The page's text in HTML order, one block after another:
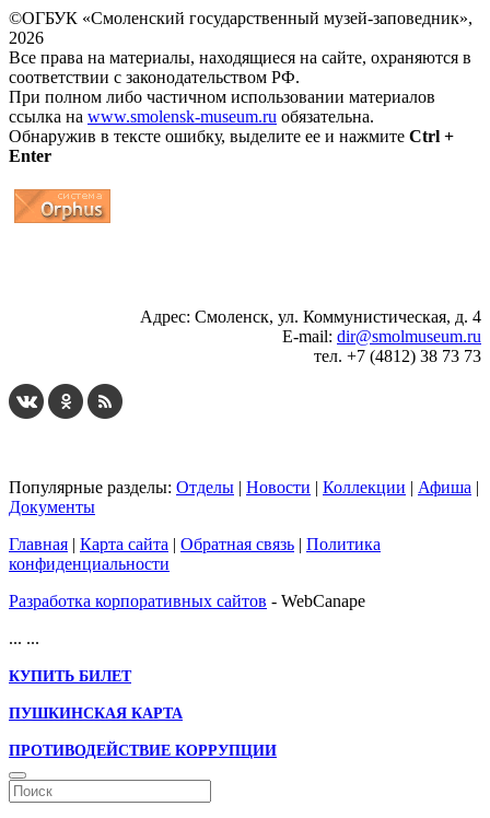
©ОГБУК «Смоленский государственный музей-заповедник»,
2026
Все права на материалы, находящиеся на сайте, охраняются в
соответствии с законодательством РФ.
При полном либо частичном использовании материалов
ссылка на www.smolensk-museum.ru обязательна.
Обнаружив в тексте ошибку, выделите ее и нажмите Ctrl +
Enter
Адрес: Смоленск, ул. Коммунистическая, д. 4
E-mail: dir@smolmuseum.ru
тел. +7 (4812) 38 73 73
Популярные разделы: Отделы | Новости | Коллекции | Афиша |
Документы
Главная | Карта сайта | Обратная связь | Политика
конфиденциальности
Разработка корпоративных сайтов - WebCanape
... ...
КУПИТЬ БИЛЕТ
ПУШКИНСКАЯ КАРТА
ПРОТИВОДЕЙСТВИЕ КОРРУПЦИИ